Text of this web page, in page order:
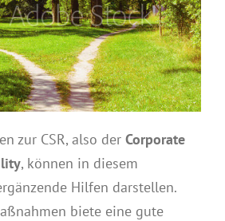
zur CSR, also der Corporate
, können in diesem
Hilfen darstellen.
biete eine gute